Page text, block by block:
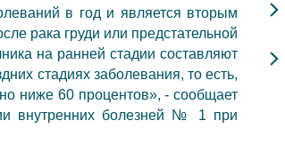
в год и является вторым
рака груди или предстательной
на ранней стадии составляют
стадиях заболевания, то есть,
ниже 60 процентов», - сообщает
внутренних болезней № 1 при